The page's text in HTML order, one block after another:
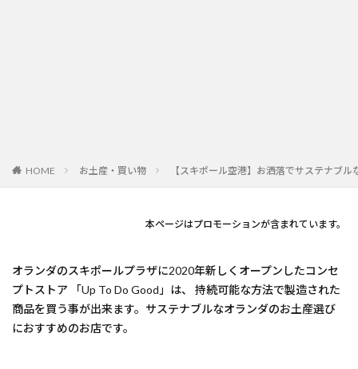
HOME お土産・買い物 【スキポール空港】お洒落でサステナブ
本ページはプロモーションが含まれています。
オランダのスキポールプラザに2020年新しくオープンしたコンセ
プトストア 「Up To Do Good」は、 持続可能な方法で製造された
商品を買う事が出来ます。サステナブルなオランダのお土産選び
におすすめのお店です。